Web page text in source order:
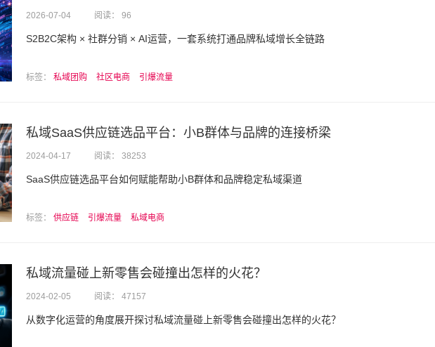
2026-07-04 阅读： 96
S2B2C架构 × 社群分销 × AI运营，一套系统打通品牌私域增长全链路
标签： 私域团购 社区电商 引爆流量
私域SaaS供应链选品平台：小B群体与品牌的连接桥梁
2024-04-17 阅读： 38253
SaaS供应链选品平台如何赋能帮助小B群体和品牌稳定私域渠道
标签： 供应链 引爆流量 私域电商
私域流量碰上新零售会碰撞出怎样的火花？
2024-02-05 阅读： 47157
从数字化运营的角度展开探讨私域流量碰上新零售会碰撞出怎样的火花？